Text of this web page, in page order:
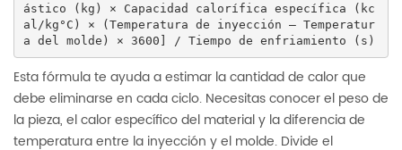
ástico (kg) × Capacidad calorífica específica (kc
al/kg°C) × (Temperatura de inyección – Temperatur
a del molde) × 3600] / Tiempo de enfriamiento (s)
Esta fórmula te ayuda a estimar la cantidad de calor que
debe eliminarse en cada ciclo. Necesitas conocer el peso de
la pieza, el calor específico del material y la diferencia de
temperatura entre la inyección y el molde. Divide el